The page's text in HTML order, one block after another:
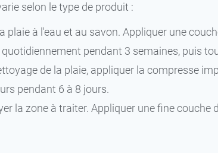
selon le type de produit :
plaie à l'eau et au savon. Appliquer une
pendant 3 semaines, puis
de la plaie, appliquer la compresse
pendant 6 à 8 jours.
la zone à traiter. Appliquer une fine